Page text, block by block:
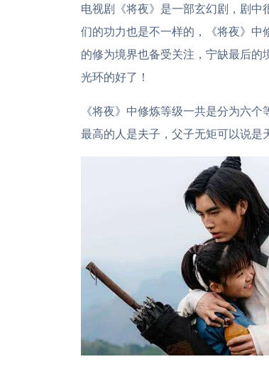
电视剧《将夜》是一部玄幻剧，剧
们的功力也是不一样的，《将夜》
的修为境界也备受关注，宁缺最后
光环的好了！
《将夜》中修炼等级一共是分为六
最高的人是夫子，父子无矩可以说是